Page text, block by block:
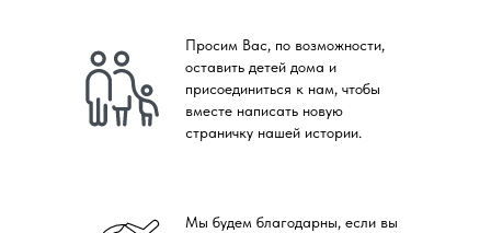
Просим Вас, по возможности,
оставить детей дома и
присоединиться к нам, чтобы
вместе написать новую
страничку нашей истории.
Мы будем благодарны, если вы